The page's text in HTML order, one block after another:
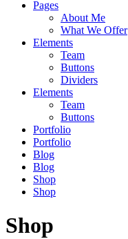
Pages
About Me
What We Offer
Elements
Team
Buttons
Dividers
Elements
Team
Buttons
Portfolio
Portfolio
Blog
Blog
Shop
Shop
Shop